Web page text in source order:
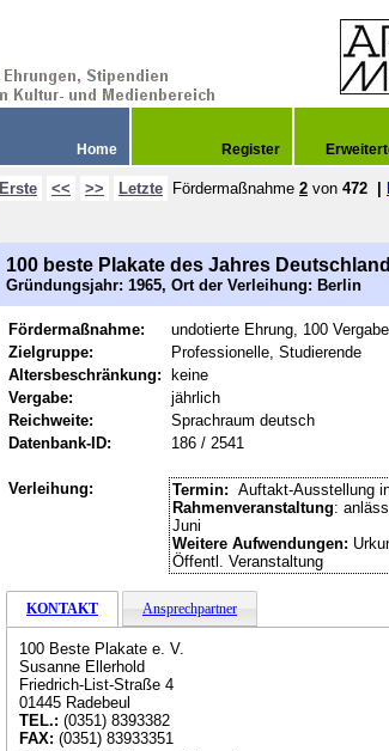
Home Register
Erste << >> Letzte Fördermaßnahme 2 von 472
100 beste Plakate des Jahres
Gründungsjahr: 1965, Ort der Verleihung: Berlin
Fördermaßnahme:
undotierte Ehrung, 100
Zielgruppe:
Professionelle, Studierende
Altersbeschränkung:
keine
Vergabe:
jährlich
Reichweite:
Sprachraum deutsch
Datenbank-ID:
186 / 2541
Verleihung: Termin: Auftakt-Ausstellung
Rahmenveranstaltung:
Juni
Weitere Aufwendungen:
Öffentl. Veranstaltung
KONTAKT Ansprechpartner
100 Beste Plakate e. V.
Susanne Ellerhold
Friedrich-List-Straße 4
01445 Radebeul
TEL.: (0351) 8393382
FAX: (0351) 83933351